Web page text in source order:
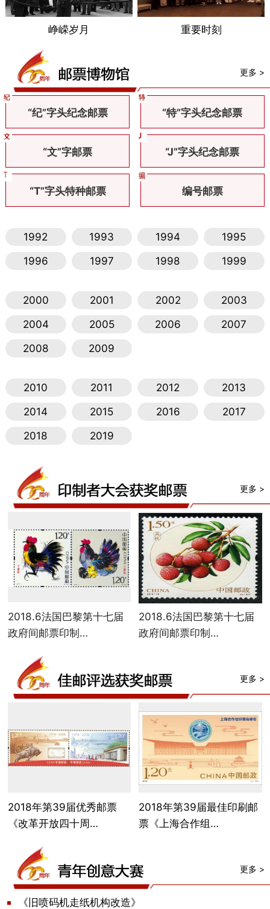
峥嵘岁月 重要时刻
更多 >
“纪”字头纪念邮票 “特”字头纪念邮票
“文”字邮票 “J”字头纪念邮票
“T”字头特种邮票 编号邮票
1992 1993 1994
1995
1996
1997 1998 1999
2000 2001 2002
2003
2004
2005 2006
2007
2008
2009
2010 2011 2012
2013
2014
2015 2016
2017
2018
2019
更多 >
2018.6法国巴黎第十七届
政府间邮票印制…
2018.6法国巴黎第十七届
政府间邮票印制…
更多 >
2018年第39届优秀邮票
《改革开放四十周…
2018年第39届最佳印刷邮
票《上海合作组…
更多 >
《旧喷码机走纸机构改造》